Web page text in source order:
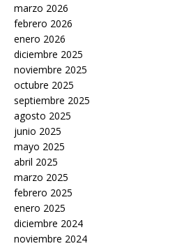
marzo 2026
febrero 2026
enero 2026
diciembre 2025
noviembre 2025
octubre 2025
septiembre 2025
agosto 2025
junio 2025
mayo 2025
abril 2025
marzo 2025
febrero 2025
enero 2025
diciembre 2024
noviembre 2024